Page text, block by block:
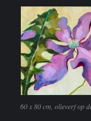
60 x 80 cm, olieverf op